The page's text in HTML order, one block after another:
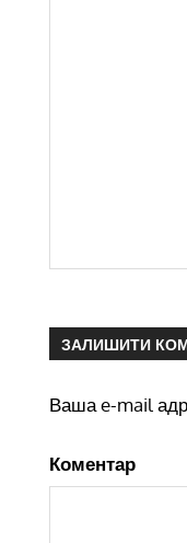
ЗАЛИШИТИ
Ваша e-mail
Коментар